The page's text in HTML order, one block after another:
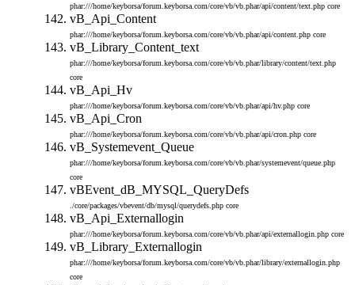
phar:///home/keyborsa/forum.keyborsa.com/core/vb/vb.phar/api/content/text.php core
vB_Api_Content
phar:///home/keyborsa/forum.keyborsa.com/core/vb/vb.phar/api/content.php core
vB_Library_Content_text
phar:///home/keyborsa/forum.keyborsa.com/core/vb/vb.phar/library/content/text.php
core
vB_Api_Hv
phar:///home/keyborsa/forum.keyborsa.com/core/vb/vb.phar/api/hv.php core
vB_Api_Cron
phar:///home/keyborsa/forum.keyborsa.com/core/vb/vb.phar/api/cron.php core
vB_Systemevent_Queue
phar:///home/keyborsa/forum.keyborsa.com/core/vb/vb.phar/systemevent/queue.php
core
vBEvent_dB_MYSQL_QueryDefs
./core/packages/vbevent/db/mysql/querydefs.php core
vB_Api_Externallogin
phar:///home/keyborsa/forum.keyborsa.com/core/vb/vb.phar/api/externallogin.php core
vB_Library_Externallogin
phar:///home/keyborsa/forum.keyborsa.com/core/vb/vb.phar/library/externallogin.php
core